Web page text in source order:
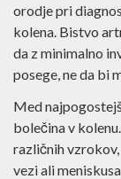
orodje pri
kolena. Bistvo
da z minimalno
posege, ne da bi
Med
bolečina v
različnih
vezi ali